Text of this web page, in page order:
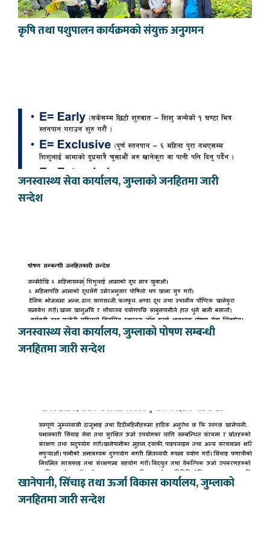
कृषि तथा पशुपालन कार्यक्रमको संयुक्त अनुगमन
जनस्वास्थ्य सेवा कार्यालय, जुम्लाको जनहितमा जारी
सन्देश
जनस्वास्थ्य सेवा कार्यालय, जुम्लाको पोषण सम्बन्धी
जनहितमा जारी सन्देश
खानेपानी, सिंचाइ तथा ऊर्जा विकास कार्यालय, जुम्लाको
जनहितमा जारी सन्देश